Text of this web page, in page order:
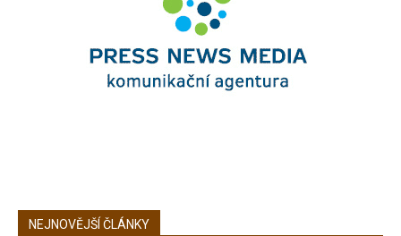
NEJNOVĚJŠÍ ČLÁNKY